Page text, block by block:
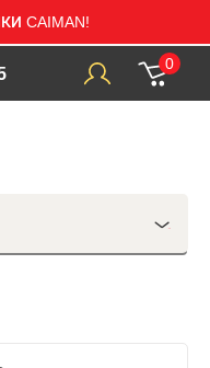
CAIMAN!
0